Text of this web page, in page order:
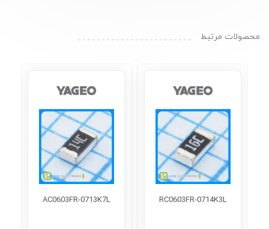
محصولات مرتبط
RC0603FR-0714K3L
AC0603FR-0713K7L